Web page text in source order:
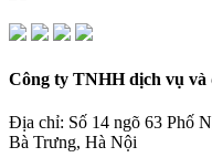
Công ty TNHH dịch vụ và
Địa chỉ: Số 14 ngõ 63 Phố
Bà Trưng, Hà Nội